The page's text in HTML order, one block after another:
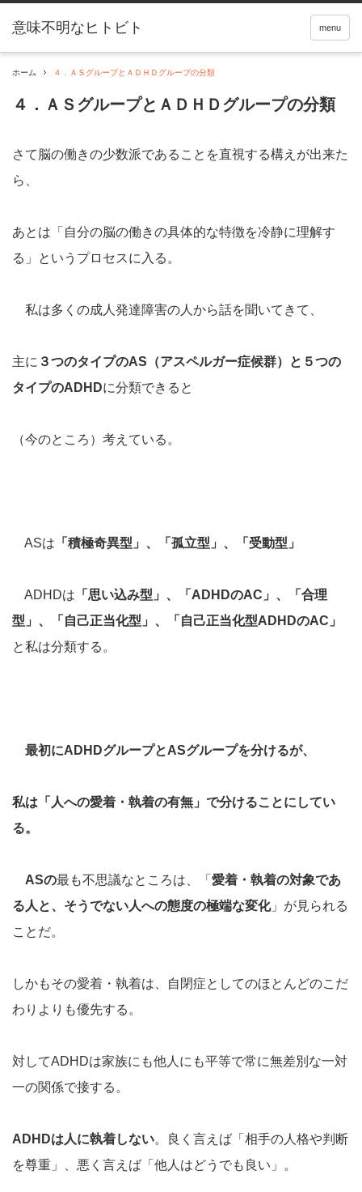
menu
ホーム ４．ＡＳグループとＡＤＨＤグループの分類
４．ＡＳグループとＡＤＨＤグループの分類
さて脳の働きの少数派であることを直視する構えが出来た
ら、
あとは「自分の脳の働きの具体的な特徴を冷静に理解す
る」というプロセスに入る。
私は多くの成人発達障害の人から話を聞いてきて、
主に ３つのタイプのAS（アスペルガー症候群）と５つの
タイプのADHDに分類できると
（今のところ）考えている。
ASは 「積極奇異型」、「孤立型」、「受動型」
ADHDは 「思い込み型」、「ADHDのAC」、「合理
型」、「自己正当化型」、「自己正当化型ADHDのAC」
と私は分類する。
最初にADHDグループとASグループを分けるが、
私は「人への愛着・執着の有無」で分けることにしてい
る。
ASの最も不思議なところは、「 愛着・執着の対象であ
る人と、そうでない人への態度の極端な変化」が見られる
ことだ。
しかもその愛着・執着は、自閉症としてのほとんどのこだ
わりよりも優先する。
対してADHDは家族にも他人にも平等で常に無差別な一対
一の関係で接する。
ADHDは人に執着しない。良く言えば「相手の人格や判断
を尊重」、悪く言えば「他人はどうでも良い」。